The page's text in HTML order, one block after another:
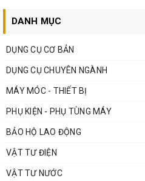
DANH MỤC
DỤNG CỤ CƠ BẢN
DỤNG CỤ CHUYÊN NGÀNH
MÁY MÓC - THIẾT BỊ
PHỤ KIỆN - PHỤ TÙNG MÁY
BẢO HỘ LAO ĐỘNG
VẬT TƯ ĐIỆN
VẬT TƯ NƯỚC